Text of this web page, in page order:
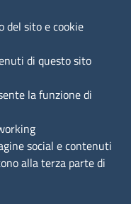
1TOEDU
del sito e cookie
di questo sito
la funzione di
social e contenuti
alla terza parte di